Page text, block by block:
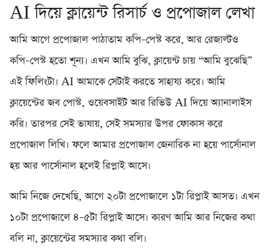
AI দিয়ে ক্লায়েন্ট রিসার্চ ও প্রপোজাল লেখা
আমি আগে প্রপোজাল পাঠাতাম কপি–পেস্ট করে, আর রেজাল্টও
কপি–পেস্ট হতো শূন্য। এখন আমি বুঝি, ক্লায়েন্ট চায় “আমি বুঝেছি”
এই ফিলিংটা। AI আমাকে সেটাই করতে সাহায্য করে। আমি
ক্লায়েন্টের জব পোস্ট, ওয়েবসাইট আর রিভিউ AI দিয়ে অ্যানালাইস
করি। তারপর সেই ভাষায়, সেই সমস্যার উপর ফোকাস করে
প্রপোজাল লিখি। ফলে আমার প্রপোজাল জেনারিক না হয়ে পার্সোনাল
হয় আর পার্সোনাল হলেই রিপ্লাই আসে।
আমি নিজে দেখেছি, আগে ২০টা প্রপোজালে ১টা রিপ্লাই আসত। এখন
১০টা প্রপোজালে ৪–৫টা রিপ্লাই আসে। কারণ আমি আর নিজের কথা
বলি না, ক্লায়েন্টের সমস্যার কথা বলি।